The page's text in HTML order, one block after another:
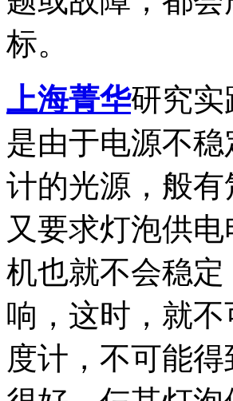
标。
上海菁华研究实
是由于电源不
计的光源，般
又要求灯泡供
机也就不会稳
响，这时，就
度计，不可能